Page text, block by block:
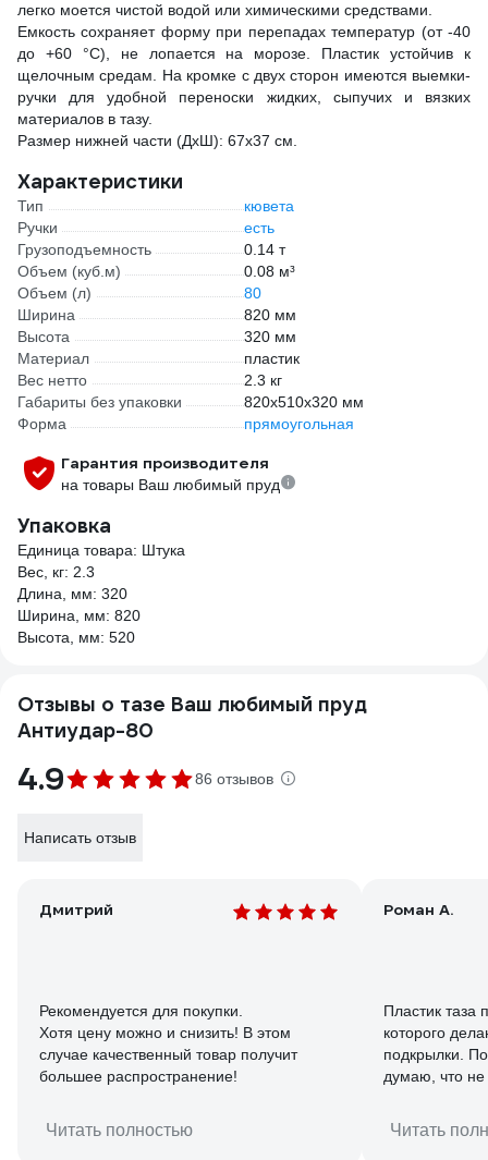
легко моется чистой водой или химическими средствами.
Емкость сохраняет форму при перепадах температур (от -40
до +60 °С), не лопается на морозе. Пластик устойчив к
щелочным средам. На кромке с двух сторон имеются выемки-
ручки для удобной переноски жидких, сыпучих и вязких
материалов в тазу.
Размер нижней части (ДхШ): 67х37 см.
Характеристики
Тип
кювета
Ручки
есть
Грузоподъемность
0.14 т
Объем (куб.м)
0.08 м³
Объем (л)
80
Ширина
820 мм
Высота
320 мм
Материал
пластик
Вес нетто
2.3 кг
Габариты без упаковки
820х510х320 мм
Форма
прямоугольная
Гарантия производителя
на товары Ваш любимый пруд
Упаковка
Единица товара: Штука
Вес, кг: 2.3
Длина, мм: 320
Ширина, мм: 820
Высота, мм: 520
Отзывы о тазе Ваш любимый пруд
Антиудар-80
4.9 86 отзывов
Написать отзыв
Дмитрий
Рекомендуется для покупки.
Хотя цену можно и снизить! В этом
случае качественный товар получит
большее распространение!
Читать полностью
Роман А.
Пластик таза
которого
подкрылки.
думаю, что не лопнет. В целом изделие
Читать